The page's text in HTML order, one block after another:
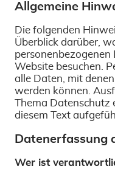
Allgemeine
Die folgenden
Überblick darüber,
personenbezogenen
Website besuchen.
alle Daten, mit
werden können.
Thema Datenschutz
diesem Text
Datenerfassung
Wer ist